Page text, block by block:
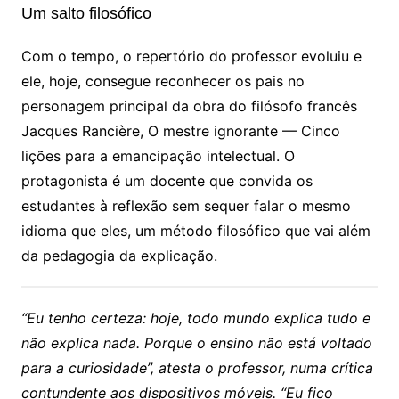
Um salto filosófico
Com o tempo, o repertório do professor evoluiu e
ele, hoje, consegue reconhecer os pais no
personagem principal da obra do filósofo francês
Jacques Rancière, O mestre ignorante — Cinco
lições para a emancipação intelectual. O
protagonista é um docente que convida os
estudantes à reflexão sem sequer falar o mesmo
idioma que eles, um método filosófico que vai além
da pedagogia da explicação.
“Eu tenho certeza: hoje, todo mundo explica tudo e
não explica nada. Porque o ensino não está voltado
para a curiosidade”, atesta o professor, numa crítica
contundente aos dispositivos móveis. “Eu fico